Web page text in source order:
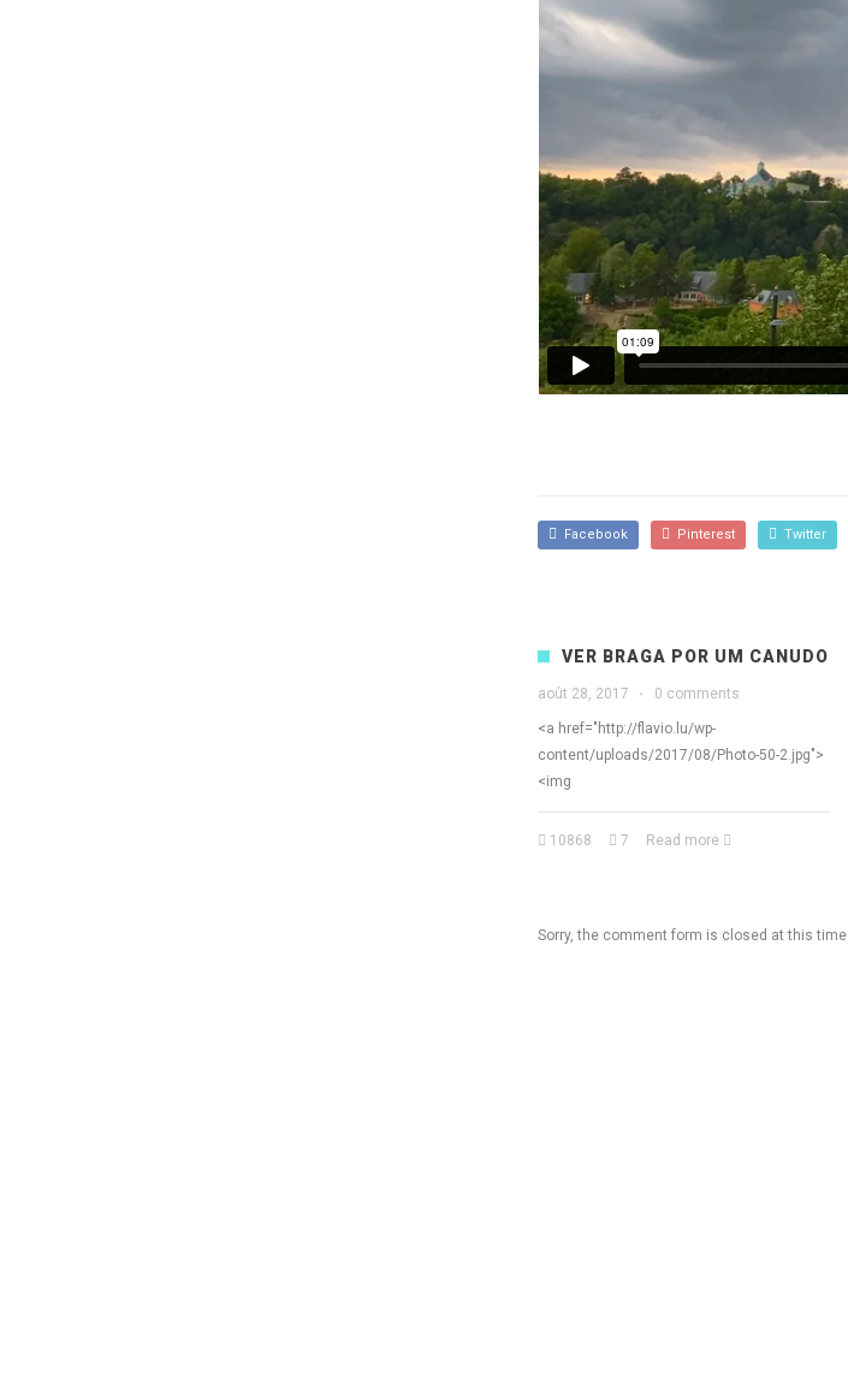
Facebook Pinterest Twitter
VER BRAGA POR UM CANUDO
août 28, 2017 · 0 comments
<a href="http://flavio.lu/wp-
content/uploads/2017/08/Photo-50-2.jpg">
<img
10868 7 Read more
Sorry, the comment form is closed at this time.